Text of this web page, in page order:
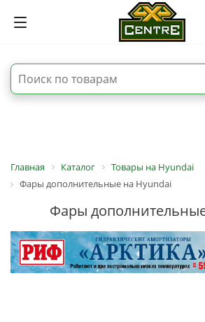
Главная Каталог
Товары на Hyundai
Фары дополнительные на Hyundai
Фары